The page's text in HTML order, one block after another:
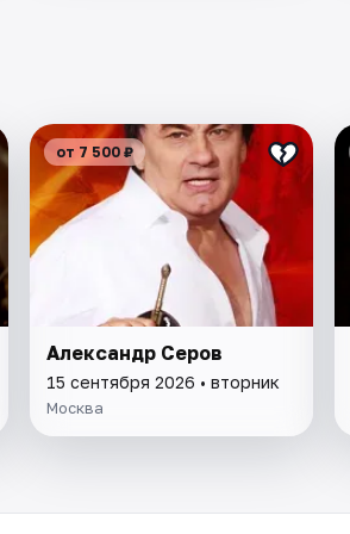
от 7 500 ₽
Александр Серов
15 сентября 2026 • вторник
Москва